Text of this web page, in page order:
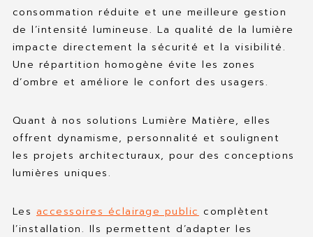
consommation réduite et une meilleure gestion
de l’intensité lumineuse. La qualité de la lumière
impacte directement la sécurité et la visibilité.
Une répartition homogène évite les zones
d’ombre et améliore le confort des usagers.
Quant à nos solutions Lumière Matière, elles
offrent dynamisme, personnalité et soulignent
les projets architecturaux, pour des conceptions
lumières uniques.
Les accessoires éclairage public complètent
l’installation. Ils permettent d’adapter les